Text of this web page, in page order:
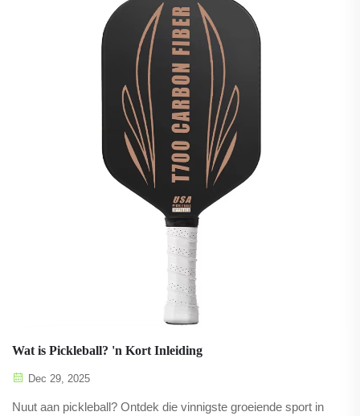
Wat is Pickleball? 'n Kort Inleiding
Dec 29, 2025
Nuut aan pickleball? Ontdek die vinnigste groeiende sport in